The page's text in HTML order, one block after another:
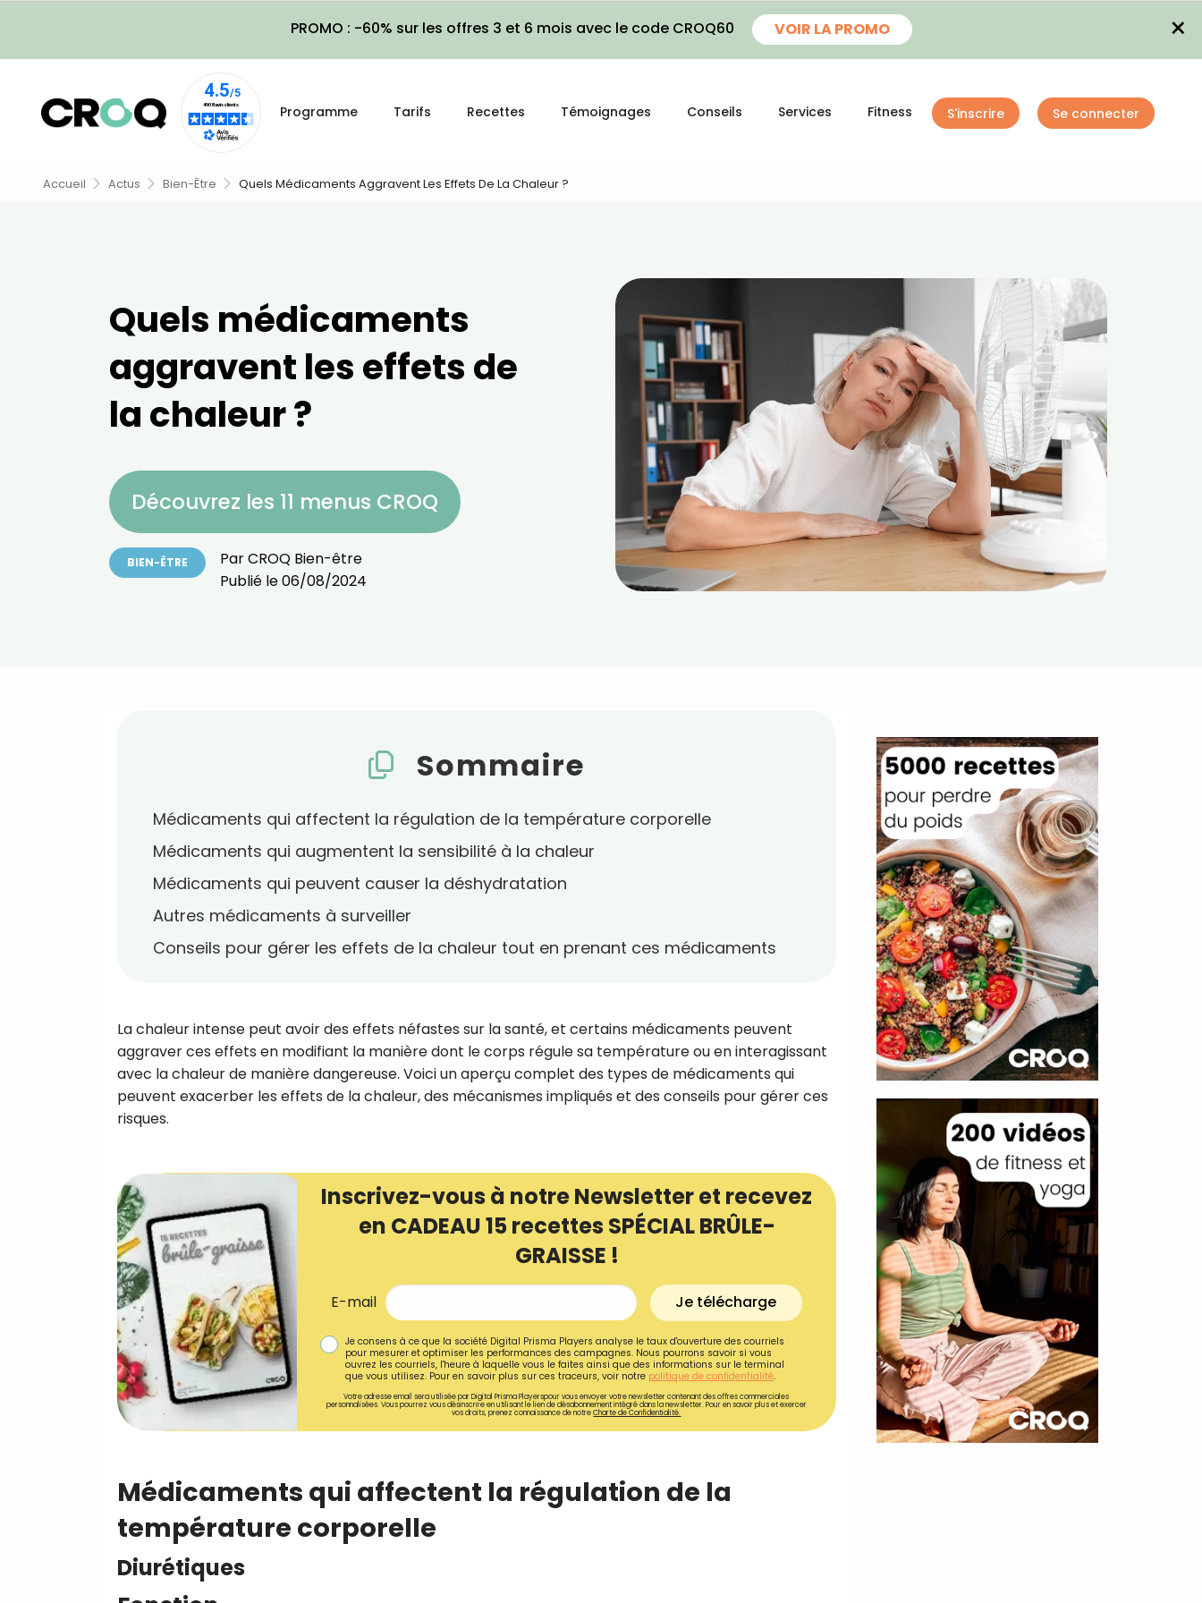
PROMO : -60% sur les offres 3 et 6 mois avec le code CROQ60 VOIR LA PROMO ×
Programme Tarifs Recettes Témoignages Conseils Services Fitness S'inscrire Se connecter
Accueil Actus Bien-Être Quels Médicaments Aggravent Les Effets De La Chaleur ?
Quels médicaments
aggravent les effets de
la chaleur ?
Découvrez les 11 menus CROQ
BIEN-ÊTRE ParCROQ Bien-être
Publié le06/08/2024
Sommaire
Médicaments qui affectent la régulation de la température corporelle
Médicaments qui augmentent la sensibilité à la chaleur
Médicaments qui peuvent causer la déshydratation
Autres médicaments à surveiller
Conseils pour gérer les effets de la chaleur tout en prenant ces médicaments
La chaleur intense peut avoir des effets néfastes sur la santé, et certains médicaments peuvent
aggraver ces effets en modifiant la manière dont le corps régule sa température ou en interagissant
avec la chaleur de manière dangereuse. Voici un aperçu complet des types de médicaments qui
peuvent exacerber les effets de la chaleur, des mécanismes impliqués et des conseils pour gérer ces
risques.
Inscrivez-vous à notre Newsletter et recevez
en CADEAU 15 recettes SPÉCIAL BRÛLE-
GRAISSE !
E-mail Je télécharge
Je consens à ce que la société Digital Prisma Players analyse le taux d'ouverture des courriels
pour mesurer et optimiser les performances des campagnes. Nous pourrons savoir si vous
ouvrez les courriels, l'heure à laquelle vous le faites ainsi que des informations sur le terminal
que vous utilisez. Pour en savoir plus sur ces traceurs, voir notre politique de confidentialité.
Votre adresse email sera utilisée par Digital Prisma Playerspour vous envoyer votre newsletter contenant des offres commerciales
personnalisées. Vous pourrez vous désinscrire en utilisant le lien de désabonnement intégré dans la newsletter. Pour en savoir plus et exercer
vos droits, prenez connaissance de notreCharte de Confidentialité.
Médicaments qui affectent la régulation de la
température corporelle
Diurétiques
Recevez gratuitement 180